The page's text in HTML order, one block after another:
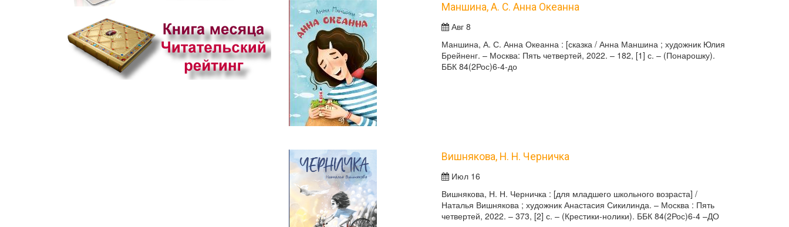
Маншина, А. С. Анна Океанна
Авг 8
Маншина, А. С. Анна Океанна : [сказка / Анна Маншина ; художник Юлия
Брейненг. – Москва: Пять четвертей, 2022. – 182, [1] с. – (Понарошку).
ББК 84(2Рос)6-4-до
Вишнякова, Н. Н. Черничка
Июл 16
Вишнякова, Н. Н. Черничка : [для младшего школьного возраста] /
Наталья Вишнякова ; художник Анастасия Сикилинда. – Москва : Пять
четвертей, 2022. – 373, [2] с. – (Крестики-нолики). ББК 84(2Рос)6-4 –ДО